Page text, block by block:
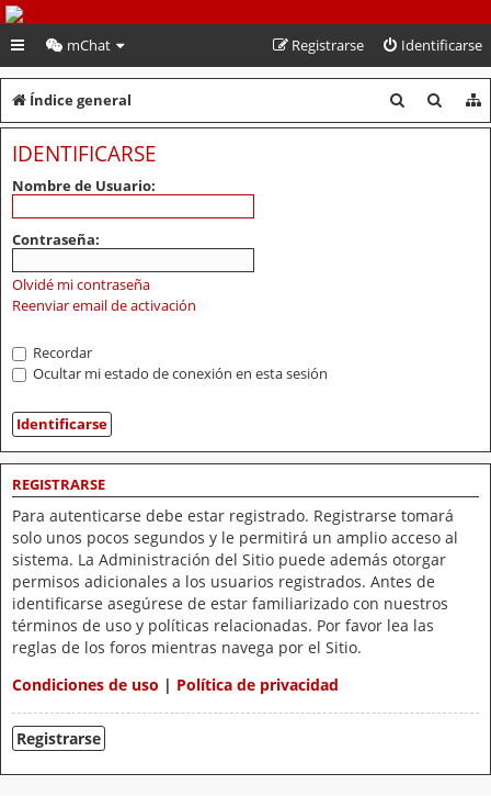
PeruVoley.com
mChat Identificarse
Registrarse
Índice general
u
u
IDENTIFICARSE
Nombre de Usuario:
Contraseña:
Olvidé mi contraseña
Reenviar email de activación
Recordar
Ocultar mi estado de conexión en esta sesión
REGISTRARSE
Para autenticarse debe estar registrado. Registrarse tomará
solo unos pocos segundos y le permitirá un amplio acceso al
sistema. La Administración del Sitio puede además otorgar
permisos adicionales a los usuarios registrados. Antes de
identificarse asegúrese de estar familiarizado con nuestros
términos de uso y políticas relacionadas. Por favor lea las
reglas de los foros mientras navega por el Sitio.
Condiciones de uso | Política de privacidad
Registrarse